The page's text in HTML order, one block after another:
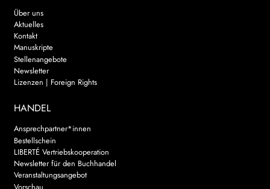
Über uns
Aktuelles
Kontakt
Manuskripte
Stellenangebote
Newsletter
Lizenzen | Foreign Rights
HANDEL
Ansprechpartner*innen
Bestellschein
LIBERTÉ Vertriebskooperation
Newsletter für den Buchhandel
Veranstaltungsangebot
Vorschau